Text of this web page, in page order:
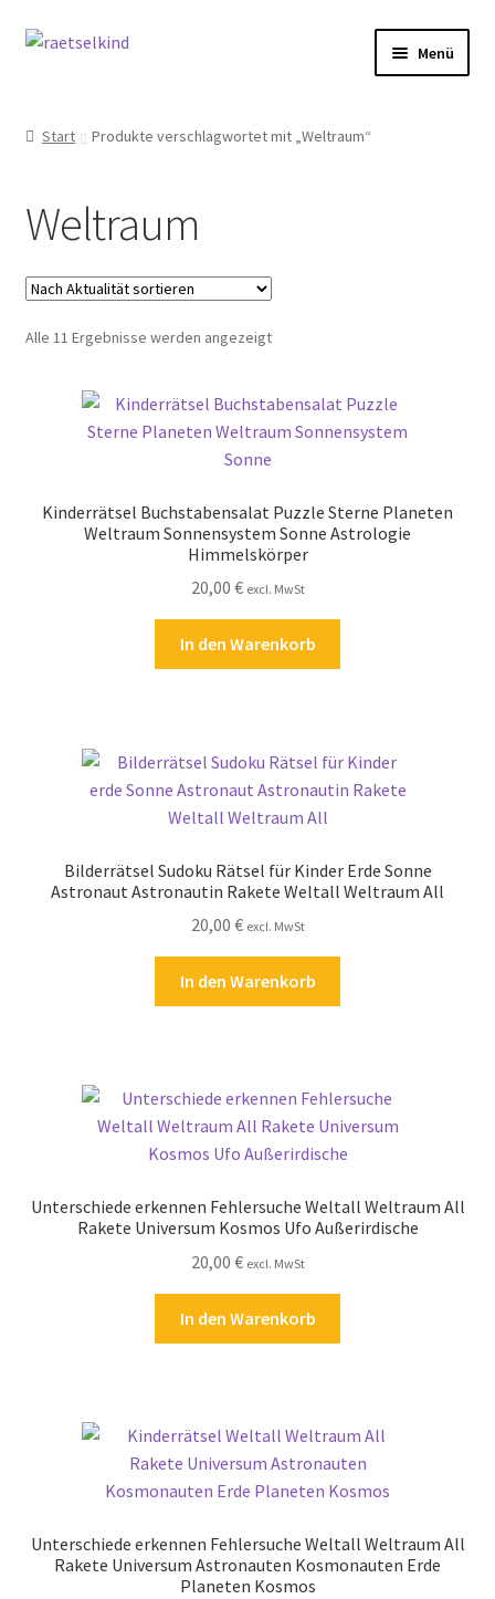
Zur
Zum
Menü
Cookie-Richtlinie (EU)
Datenschutzbelehrung
Echtheit von Bewertungen
Kasse
Versandarten
Start Produkte verschlagwortet mit „Weltraum“
Weltraum
Alle 11 Ergebnisse werden angezeigtNach
Kinderrätsel Buchstabensalat Puzzle Sterne Planeten
Weltraum Sonnensystem Sonne Astrologie
Himmelskörper
20,00 € excl. MwSt
In den Warenkorb
Bilderrätsel Sudoku Rätsel für Kinder Erde Sonne
Astronaut Astronautin Rakete Weltall Weltraum All
20,00 € excl. MwSt
In den Warenkorb
Unterschiede erkennen Fehlersuche Weltall Weltraum All
Rakete Universum Kosmos Ufo Außerirdische
20,00 € excl. MwSt
In den Warenkorb
Unterschiede erkennen Fehlersuche Weltall Weltraum All
Rakete Universum Astronauten Kosmonauten Erde
Planeten Kosmos